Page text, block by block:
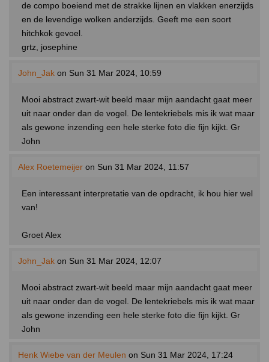
de compo boeiend met de strakke lijnen en vlakken enerzijds
en de levendige wolken anderzijds. Geeft me een soort
hitchkok gevoel.
grtz, josephine
John_Jak on Sun 31 Mar 2024, 10:59
Mooi abstract zwart-wit beeld maar mijn aandacht gaat meer
uit naar onder dan de vogel. De lentekriebels mis ik wat maar
als gewone inzending een hele sterke foto die fijn kijkt. Gr
John
Alex Roetemeijer on Sun 31 Mar 2024, 11:57
Een interessant interpretatie van de opdracht, ik hou hier wel
van!
Groet Alex
John_Jak on Sun 31 Mar 2024, 12:07
Mooi abstract zwart-wit beeld maar mijn aandacht gaat meer
uit naar onder dan de vogel. De lentekriebels mis ik wat maar
als gewone inzending een hele sterke foto die fijn kijkt. Gr
John
Henk Wiebe van der Meulen on Sun 31 Mar 2024, 17:24